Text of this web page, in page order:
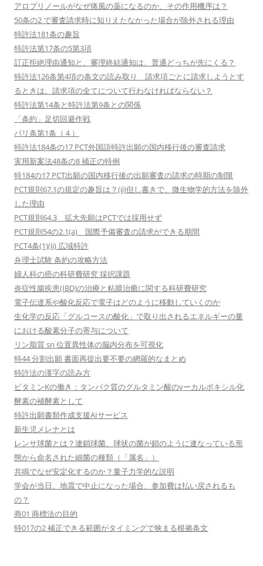
アロプリノールがなぜ痛風の薬になるのか、その作用機序は？
50条の2 で審査請求時に知りえたなかった場合が除外される理由
特許法181条の趣旨
特許法第17条の5第3項
訂正拒絶理由通知と、審理終結通知は、普通どっちが先にくる？
特許法126条第4項の条文の読み取り 請求項ごとに請求しようとす
るときは、請求項の全てについて行わなければならない？
特許法第14条と特許法第9条との関係
「条約」足切回避作戦
パリ条第1条（４）
特許法184条の17 PCT外国語特許出願の国内移行後の審査請求
実用新案法48条の8 補正の特例
特184の17 PCT出願の国内移行後の出願審査の請求の時期の制限
PCT規則67.1の規定の趣旨は？(ii)但し書きで、微生物学的方法を除外
した理由
PCT規則64.3 拡大先願はPCTでは採用せず
PCT規則54の2.1(a) 国際予備審査の請求ができる期間
PCT4条(1)(ii) 広域特許
弁理士試験 条約の攻略方法
婦人科の癌の科研費研究 採択課題
炎症性腸疾患(IBD)の治療と粘膜治癒に関する科研費研究
電子伝達系や酸化反応で電子はどのように移動していくのか
生化学の反応「グルコースの酸化」で取り出されるエネルギーの量
における酸素分子の寄与について
リン脂質 sn 位置異性体の脳内分布を可視化
特44 分割出願 書面再提出要不要の網羅的なまとめ
特許法の漢字の読み方
ビタミンKの働き：タンパク質のグルタミン酸のγーカルボキシル化
酵素の補酵素として
特許出願書類作成支援AIサービス
新生児メレナとは
レンサ球菌とは？連鎖球菌、球状の菌が鎖のように連なっている形
態から命名された細菌の種類（「属名」）
共鳴でなぜ安定化するのか？量子力学的な説明
学会が当日、地震で中止になった場合、参加費は払い戻されるも
の？
商01 商標法の目的
特017の2 補正できる範囲がタイミングで狭まる根拠条文